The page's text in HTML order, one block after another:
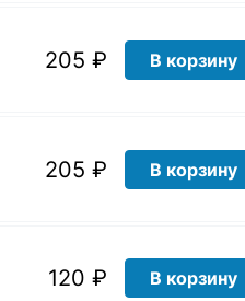
205 ₽ В корзину
205 ₽ В корзину
120 ₽ В корзину